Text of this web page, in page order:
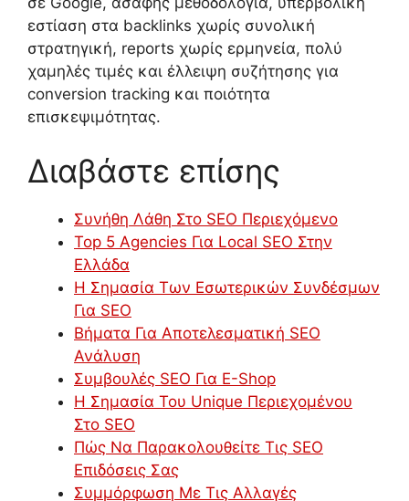
εστίαση στα backlinks χωρίς συνολική
στρατηγική, reports χωρίς ερμηνεία, πολύ
χαμηλές τιμές και έλλειψη συζήτησης για
conversion tracking και ποιότητα
επισκεψιμότητας.
Διαβάστε επίσης
Συνήθη Λάθη Στο SEO Περιεχόμενο
Top 5 Agencies Για Local SEO Στην
Ελλάδα
Η Σημασία Των Εσωτερικών Συνδέσμων
Για SEO
Βήματα Για Αποτελεσματική SEO
Ανάλυση
Συμβουλές SEO Για E-Shop
Η Σημασία Του Unique Περιεχομένου
Στο SEO
Πώς Να Παρακολουθείτε Τις SEO
Επιδόσεις Σας
Συμμόρφωση Με Τις Αλλαγές